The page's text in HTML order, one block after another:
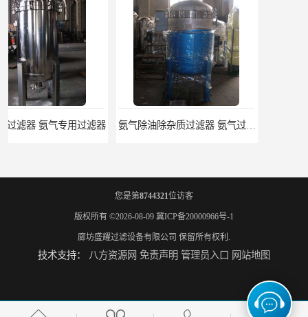
氨气除油除杂质过滤器 氨气过滤器生产厂家
液氨除油脱水过滤器 液氨专用过滤器 液氨精密过滤器 河北液氨过滤器生产厂家
您是第8744321位访客
版权所有 ©2026-08-09 冀ICP备20000966号-1
廊坊盛耀过滤设备有限公司 保留所有权利.
技术支持： 八方资源网 免责声明 管理员入口 网站地图